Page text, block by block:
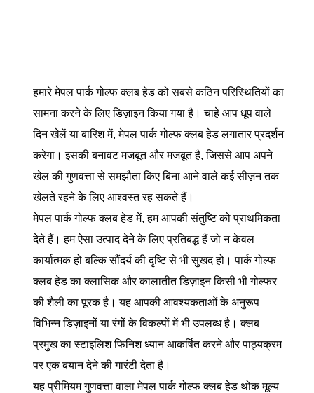
हमारे मेपल पार्क गोल्फ क्लब हेड को सबसे कठिन परिस्थितियों का
सामना करने के लिए डिज़ाइन किया गया है। चाहे आप धूप वाले
दिन खेलें या बारिश में, मेपल पार्क गोल्फ क्लब हेड लगातार प्रदर्शन
करेगा। इसकी बनावट मजबूत और मजबूत है, जिससे आप अपने
खेल की गुणवत्ता से समझौता किए बिना आने वाले कई सीज़न तक
खेलते रहने के लिए आश्वस्त रह सकते हैं।
मेपल पार्क गोल्फ क्लब हेड में, हम आपकी संतुष्टि को प्राथमिकता
देते हैं। हम ऐसा उत्पाद देने के लिए प्रतिबद्ध हैं जो न केवल
कार्यात्मक हो बल्कि सौंदर्य की दृष्टि से भी सुखद हो। पार्क गोल्फ
क्लब हेड का क्लासिक और कालातीत डिज़ाइन किसी भी गोल्फर
की शैली का पूरक है। यह आपकी आवश्यकताओं के अनुरूप
विभिन्न डिज़ाइनों या रंगों के विकल्पों में भी उपलब्ध है। क्लब
प्रमुख का स्टाइलिश फिनिश ध्यान आकर्षित करने और पाठ्यक्रम
पर एक बयान देने की गारंटी देता है।
यह प्रीमियम गुणवत्ता वाला मेपल पार्क गोल्फ क्लब हेड थोक मूल्य